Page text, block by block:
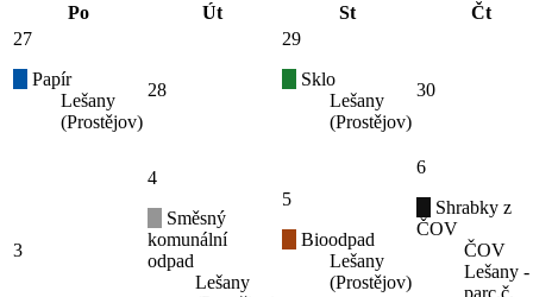
Po
Út St
Čt
27
Papír
Lešany
(Prostějov)
28
29
Sklo
Lešany
(Prostějov)
30
3
4
Směsný
komunální
odpad
Lešany
5
Bioodpad
Lešany
(Prostějov)
6
Shrabky z
ČOV
ČOV
Lešany -
parc.č.